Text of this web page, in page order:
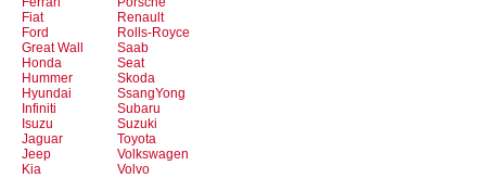
Fiat
Ford
Great Wall
Honda
Hummer
Hyundai
Infiniti
Isuzu
Jaguar
Jeep
Kia
Renault
Rolls-Royce
Saab
Seat
Skoda
SsangYong
Subaru
Suzuki
Toyota
Volkswagen
Volvo